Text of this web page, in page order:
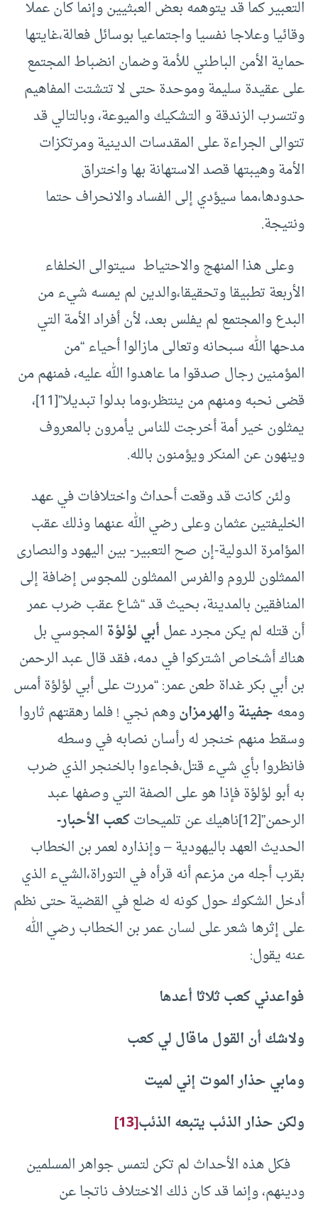
التعبير كما قد يتوهمه بعض العبثيين وإنما كان عملا
وقائيا وعلاجا نفسيا واجتماعيا بوسائل فعالة،غايتها
حماية الأمن الباطني للأمة وضمان انضباط المجتمع
على عقيدة سليمة وموحدة حتى لا تتشتت المفاهيم
وتتسرب الزندقة و التشكيك والميوعة، وبالتالي قد
تتوالى الجراءة على المقدسات الدينية ومرتكزات
الأمة وهيبتها قصد الاستهانة بها واختراق
حدودها،مما سيؤدي إلى الفساد والانحراف حتما
ونتيجة.
وعلى هذا المنهج والاحتياط سيتوالى الخلفاء
الأربعة تطبيقا وتحقيقا،والدين لم يمسه شيء من
البدع والمجتمع لم يفلس بعد، لأن أفراد الأمة التي
مدحها الله سبحانه وتعالى مازالوا أحياء “من
المؤمنين رجال صدقوا ما عاهدوا الله عليه، فمنهم من
قضى نحبه ومنهم من ينتظر،وما بدلوا تبديلا”[11]
،
يمثلون خير أمة أخرجت للناس يأمرون بالمعروف
وينهون عن المنكر ويؤمنون بالله.
ولئن كانت قد وقعت أحداث واختلافات في عهد
الخليفتين عثمان وعلى رضي الله عنهما وذلك عقب
المؤامرة الدولية-إن صح التعبير- بين اليهود والنصارى
الممثلون للروم والفرس الممثلون للمجوس إضافة إلى
المنافقين بالمدينة، بحيث قد “شاع عقب ضرب عمر
أن قتله لم يكن مجرد عملأبي لؤلؤةالمجوسي بل
هناك أشخاص اشتركوا في دمه، فقد قال عبد الرحمن
بن أبي بكر غداة طعن عمر: “مررت على أبي لؤلؤة أمس
ومعهجفينةوالهرمزانوهم نجي ! فلما رهقتهم ثاروا
وسقط منهم خنجر له رأسان نصابه في وسطه
فانظروا بأي شيء قتل،فجاءوا بالخنجر الذي ضرب
به أبو لؤلؤة فإذا هو على الصفة التي وصفها عبد
الرحمن”[12] ناهيك عن تلميحاتكعب الأحبار-
الحديث العهد باليهودية – وإنذاره لعمر بن الخطاب
بقرب أجله من مزعم أنه قرأه في التوراة،الشيء الذي
أدخل الشكوك حول كونه له ضلع في القضية حتى نظم
على إثرها شعر على لسان عمر بن الخطاب رضي الله
عنه يقول:
فواعدني كعب ثلاثا أعدها
ولاشك أن القول ماقال لي كعب
ومابي حذار الموت إني لميت
ولكن حذار الذئب يتبعه الذئب[13]
فكل هذه الأحداث لم تكن لتمس جواهر المسلمين
ودينهم، وإنما قد كان ذلك الاختلاف ناتجا عن